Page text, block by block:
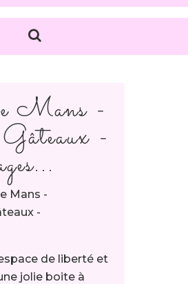
Mans -
-
de liberté et
jolie boite à